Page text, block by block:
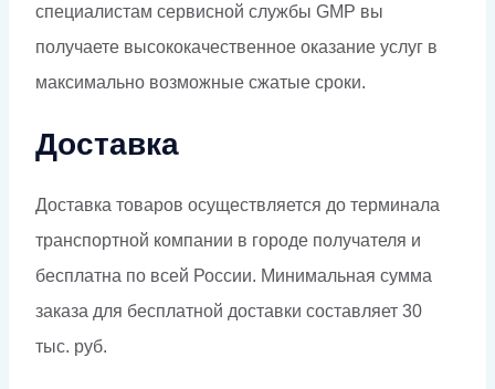
специалистам сервисной службы GMP вы
получаете высококачественное оказание услуг в
максимально возможные сжатые сроки.
Доставка
Доставка товаров осуществляется до терминала
транспортной компании в городе получателя и
бесплатна по всей России. Минимальная сумма
заказа для бесплатной доставки составляет 30
тыс. руб.